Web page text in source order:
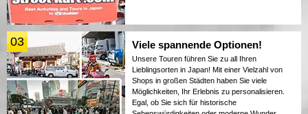
03 Viele spannende Optionen!
Unsere Touren führen Sie zu all Ihren
Lieblingsorten in Japan! Mit einer Vielzahl von
Shops in großen Städten haben Sie viele
Möglichkeiten, Ihr Erlebnis zu personalisieren.
Egal, ob Sie sich für historische